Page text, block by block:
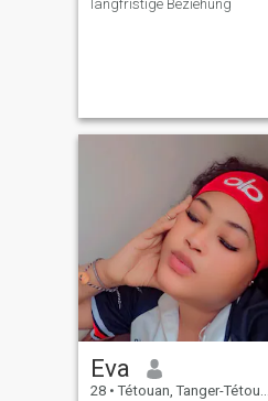
langfristige Beziehung
Eva
28 • Tétouan, Tanger-Tétouan, Marokko